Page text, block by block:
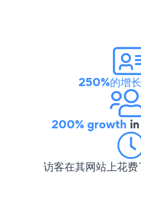
250%的增长
200% growth
访客在其网站上花费